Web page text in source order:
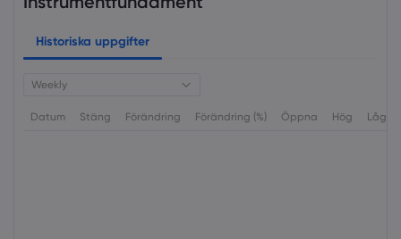
Historiska uppgifter
Weekly
Datum Stäng Förändring Förändring (%) Öppna Hög Låg